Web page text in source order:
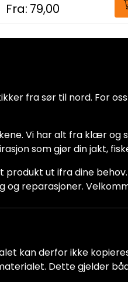
Fra: 79,00
fra sør til nord. For
Vi har alt fra klær og
som gjør din jakt,
ut ifra dine
og reparasjoner.
kan derfor ikke
Dette gjelder